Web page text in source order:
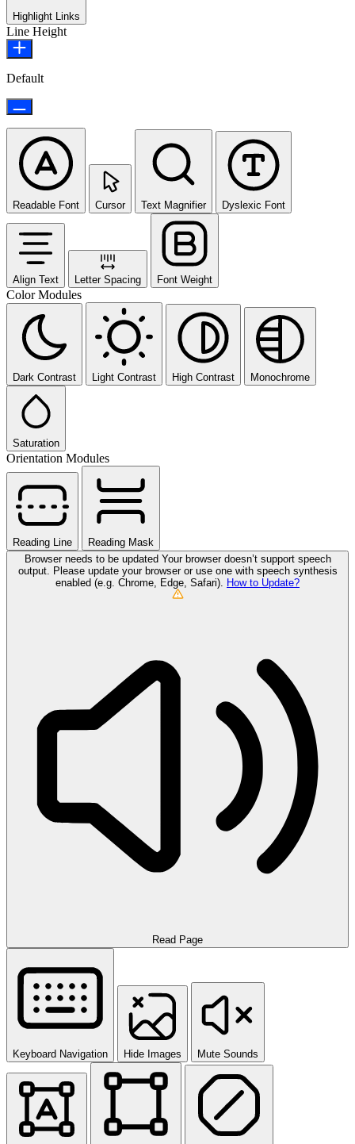
Highlight Links
Line Height
Default
Readable Font Cursor Text Magnifier Dyslexic Font
Align Text Letter Spacing Font Weight
Color Modules
Dark Contrast Light Contrast High Contrast Monochrome
Saturation
Orientation Modules
Reading Line
Reading Mask
Browser needs to be updated Your browser doesn’t support speech
output. Please update your browser or use one with speech synthesis
enabled (e.g. Chrome, Edge, Safari). How to Update?
Read Page
Keyboard Navigation Hide Images Mute Sounds